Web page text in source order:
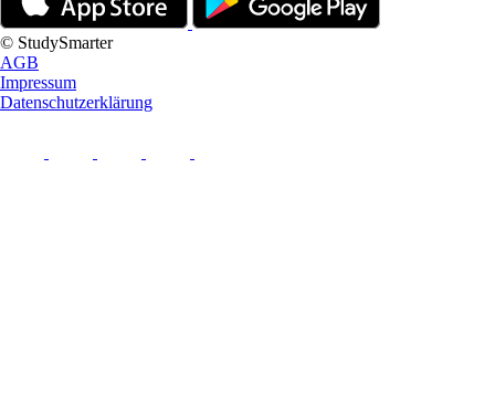
© StudySmarter
AGB
Impressum
Datenschutzerklärung